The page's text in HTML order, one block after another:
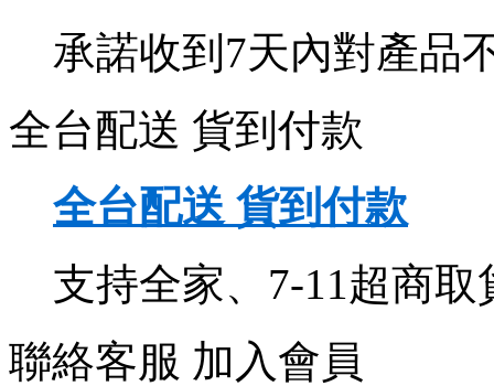
承諾收到7天內對產品
全台配送 貨到付款
全台配送 貨到付款
支持全家、7-11超商
聯絡客服 加入會員